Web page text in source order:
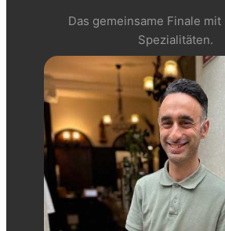
Das gemeinsame Finale
Spezialitäten.